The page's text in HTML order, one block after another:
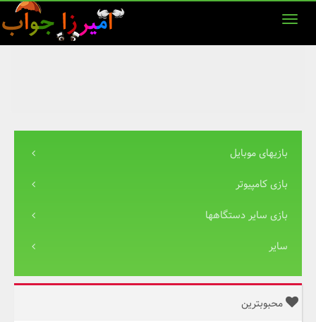
بازیهای موبایل
بازی کامپیوتر
بازی سایر دستگاهها
سایر
محبوبترین